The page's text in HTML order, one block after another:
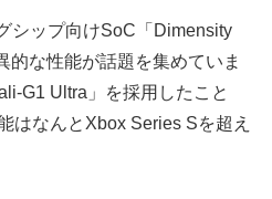
シップ向けSoC「Dimensity
的な性能が話題を集めていま
G1 Ultra」を採用したこと
はなんとXbox Series Sを超え